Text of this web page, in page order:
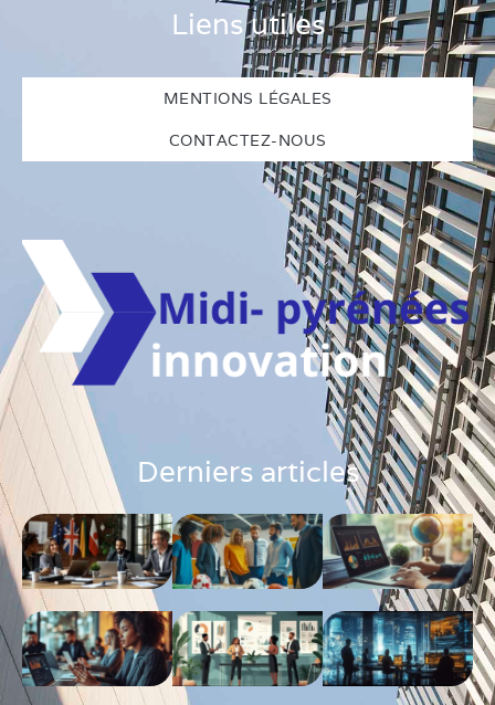
Liens utiles
MENTIONS LÉGALES
CONTACTEZ-NOUS
Derniers articles